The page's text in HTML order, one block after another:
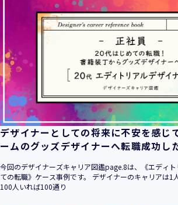
他の規範を遵守致します。
当社は個人情報の漏えい、滅失、き損な
は、合理的な安全対策を講じて防止する
し、継続的に向上させていきます。また、
かに是正措置を講じます。
当社は個人情報取扱いに関する苦情及び
速かつ誠実に対応致します。
個人情報保護マネジメントシステムは、
の変化と実情を踏まえ、適時・適切に見直
をはかっていきます。
個人情報保護方針に関するお問合せ先 兼
情・相談窓口
株式会社 ユウクリ 個人情報保護管理
〒151-0073 東京都渋谷区笹塚1-55-7 マル
ル 7F
デザイナーとしての将来に不安を感じ
ームのグッズデザイナーへ転職成功し
今回のデザイナーズキャリア図鑑page.8は、《エディ
ての転職》ケース事例です。 デザイナーのキャリアは1
100人いれば100通り